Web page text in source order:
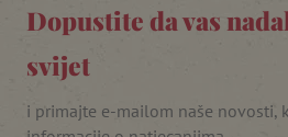
Dopustite da vas
svijet
i primajte e-mailom naše novosti,